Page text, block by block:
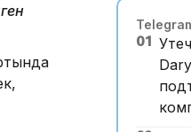
12:59, 07
Абай
млрд
01